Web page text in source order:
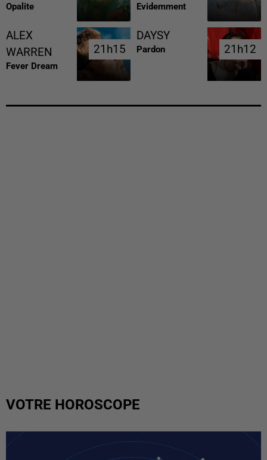
Opalite Evidemment
ALEX
WARREN
Fever Dream
21h15
21h15
DAYSY
Pardon 21h12
21h12
VOTRE HOROSCOPE